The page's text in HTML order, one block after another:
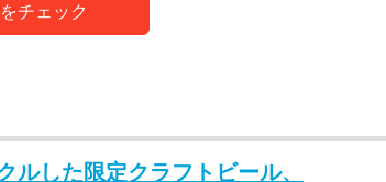
チェック
ルした限定クラフトビール、